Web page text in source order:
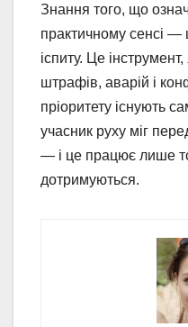
Знання того, що
практичному сенсі —
іспиту. Це
штрафів, аварій і
пріоритету існують
учасник руху міг
— і це працює лише
дотримуються.